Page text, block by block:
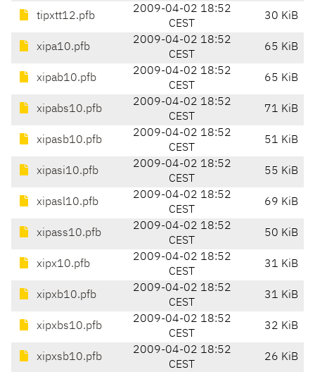
tipxtt12.pfb
2009-04-02 18:52
CEST
30 KiB
xipa10.pfb
2009-04-02 18:52
CEST
65 KiB
xipab10.pfb
2009-04-02 18:52
CEST
65 KiB
xipabs10.pfb
2009-04-02 18:52
CEST
71 KiB
xipasb10.pfb
2009-04-02 18:52
CEST
51 KiB
xipasi10.pfb
2009-04-02 18:52
CEST
55 KiB
xipasl10.pfb
2009-04-02 18:52
CEST
69 KiB
xipass10.pfb
2009-04-02 18:52
CEST
50 KiB
xipx10.pfb
2009-04-02 18:52
CEST
31 KiB
xipxb10.pfb
2009-04-02 18:52
CEST
31 KiB
xipxbs10.pfb
2009-04-02 18:52
CEST
32 KiB
xipxsb10.pfb
2009-04-02 18:52
CEST
26 KiB